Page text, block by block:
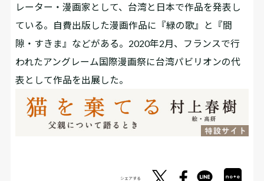
レーター・漫画家として、台湾と日本で作品を発表し
ている。自費出版した漫画作品に『緑の歌』と『間
隙・すきま』などがある。2020年2月、フランスで行
われたアングレーム国際漫画祭に台湾パビリオンの代
表として作品を出展した。
シェアする